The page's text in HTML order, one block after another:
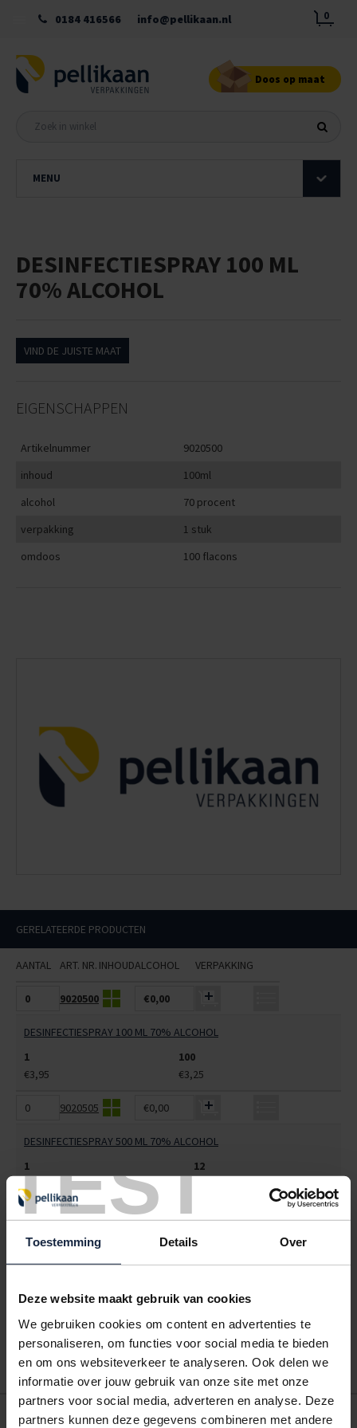
TEST
Toestemming Details Over
Deze website maakt gebruik van cookies
We gebruiken cookies om content en advertenties te
personaliseren, om functies voor social media te bieden
en om ons websiteverkeer te analyseren. Ook delen we
informatie over jouw gebruik van onze site met onze
partners voor social media, adverteren en analyse. Deze
partners kunnen deze gegevens combineren met andere
0184 416566 info@pellikaan.nl 0
Doos op maat
MENU
DESINFECTIESPRAY 100 ML
70% ALCOHOL
VIND DE JUISTE MAAT
EIGENSCHAPPEN
Artikelnummer
9020500
inhoud
100ml
alcohol
70 procent
verpakking
1 stuk
omdoos
100 flacons
GERELATEERDE PRODUCTEN
AANTAL ART. NR. INHOUDALCOHOL VERPAKKING
9020500 €0,00
DESINFECTIESPRAY 100 ML 70% ALCOHOL
1
100
€3,95
€3,25
9020505 €0,00
DESINFECTIESPRAY 500 ML 70% ALCOHOL
1
12
ALLES BESTELLEN
Wanneer u bent ingelogd, kunt u een eigen bestellijst maken.
Gebruik bestel- en offertelijsten om eenvoudig en snel producten
te bestellen. Uw bestel- en offertelijsten kunt u terugvinden in uw
account. Dat pakt altijd goed uit voor uw administratie!